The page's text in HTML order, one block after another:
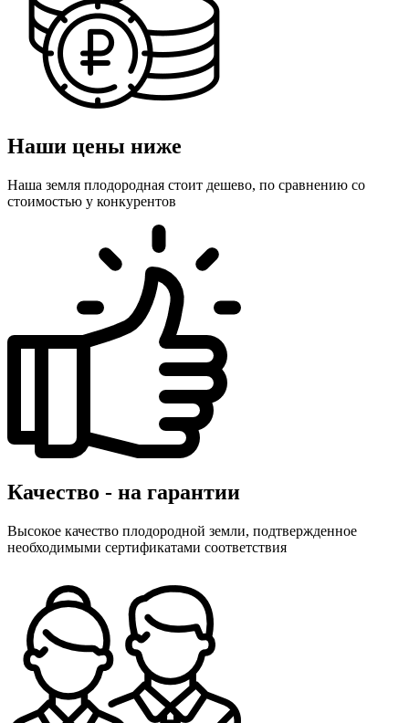
Наши цены ниже
Наша земля плодородная стоит дешево, по сравнению со
стоимостью у конкурентов
Качество - на гарантии
Высокое качество плодородной земли, подтвержденное
необходимыми сертификатами соответствия